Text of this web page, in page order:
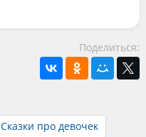
Поделиться:
Сказки про девочек